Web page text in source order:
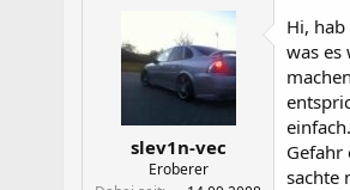
slev1n-vec
Eroberer
Hi,
was es
Gefahr
sachte